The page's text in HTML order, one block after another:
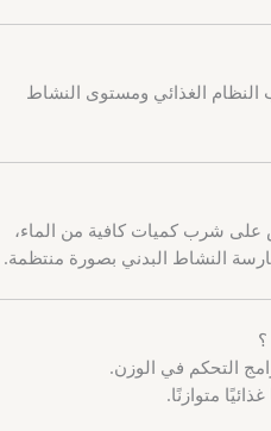
الغذائي ومستوى النشاط
شرب كميات كافية من الماء،
النشاط البدني بصورة منتظمة.
التحكم في الوزن.
متوازنًا.